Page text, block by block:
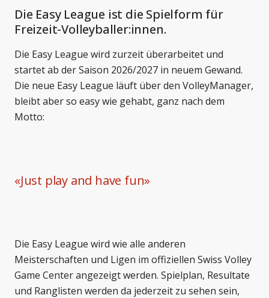
Die Easy League ist die Spielform für
Freizeit-Volleyballer:innen.
Die Easy League wird zurzeit überarbeitet und
startet ab der Saison 2026/2027 in neuem Gewand.
Die neue Easy League läuft über den VolleyManager,
bleibt aber so easy wie gehabt, ganz nach dem
Motto:
«Just play and have fun»
Die Easy League wird wie alle anderen
Meisterschaften und Ligen im offiziellen Swiss Volley
Game Center angezeigt werden. Spielplan, Resultate
und Ranglisten werden da jederzeit zu sehen sein,